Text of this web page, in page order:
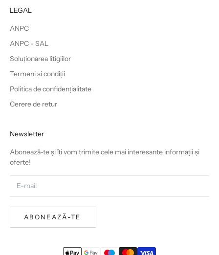
LEGAL
ANPC
ANPC - SAL
Soluționarea litigiilor
Termeni și condiții
Politica de confidențialitate
Cerere de retur
Newsletter
Abonează-te și îți vom trimite cele mai interesante informații și
oferte!
ABONEAZĂ-TE